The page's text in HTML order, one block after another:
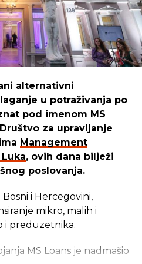
alternativni
u potraživanja po
pod imenom MS
za upravljanje
Management
, ovih dana bilježi
poslovanja.
i Hercegovini,
mikro, malih i
i preduzetnika.
MS Loans je nadmašio